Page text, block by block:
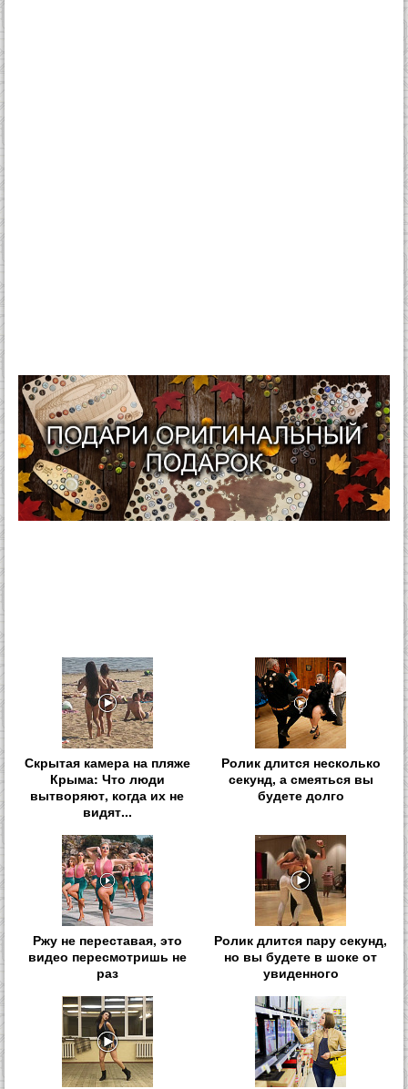
Скрытая камера на пляже
Крыма: Что люди
вытворяют, когда их не
видят...
Ролик длится несколько
секунд, а смеяться вы
будете долго
Ржу не переставая, это
видео пересмотришь не
раз
Ролик длится пару секунд,
но вы будете в шоке от
увиденного